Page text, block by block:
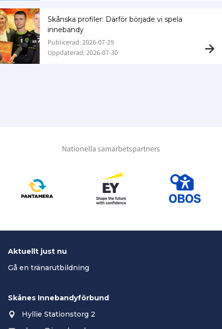
Skånska profiler: Därför började vi spela
innebandy
Publicerad: 2026-07-29
Uppdaterad: 2026-07-30
Nationella samarbetspartners
Aktuellt just nu
Gå en tränarutbildning
Skånes Innebandyförbund
Hyllie Stationstorg 2